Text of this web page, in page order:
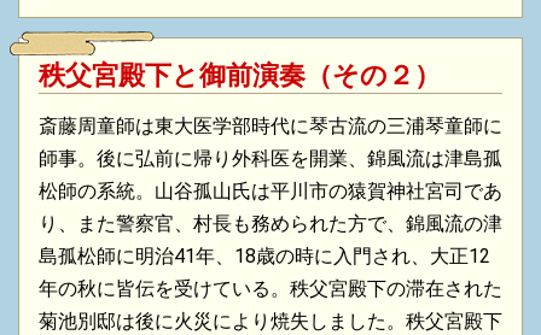
秩父宮殿下と御前演奏（その２）
斎藤周童師は東大医学部時代に琴古流の三浦琴童師に
師事。後に弘前に帰り外科医を開業、錦風流は津島孤
松師の系統。山谷孤山氏は平川市の猿賀神社宮司であ
り、また警察官、村長も務められた方で、錦風流の津
島孤松師に明治41年、18歳の時に入門され、大正12
年の秋に皆伝を受けている。秩父宮殿下の滞在された
菊池別邸は後に火災により焼失しました。秩父宮殿下